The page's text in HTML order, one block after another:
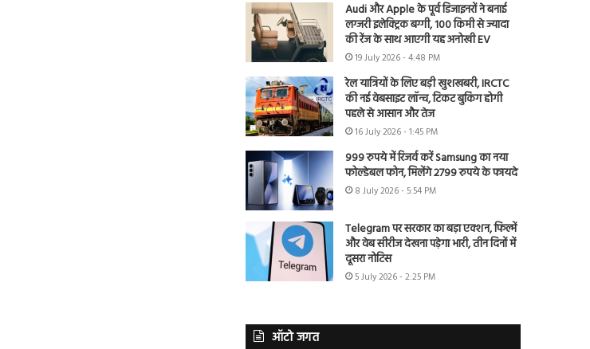
Audi और Apple के पूर्व डिजाइनरों ने बनाई
लग्जरी इलेक्ट्रिक बग्गी, 100 किमी से ज्यादा
की रेंज के साथ आएगी यह अनोखी EV
19 July 2026 - 4:48 PM
रेल यात्रियों के लिए बड़ी खुशखबरी, IRCTC
की नई वेबसाइट लॉन्च, टिकट बुकिंग होगी
पहले से आसान और तेज
16 July 2026 - 1:45 PM
999 रुपये में रिजर्व करें Samsung का नया
फोल्डेबल फोन, मिलेंगे 2799 रुपये के फायदे
8 July 2026 - 5:54 PM
Telegram पर सरकार का बड़ा एक्शन, फिल्में
और वेब सीरीज देखना पड़ेगा भारी, तीन दिनों में
दूसरा नोटिस
5 July 2026 - 2:25 PM
ऑटो जगत